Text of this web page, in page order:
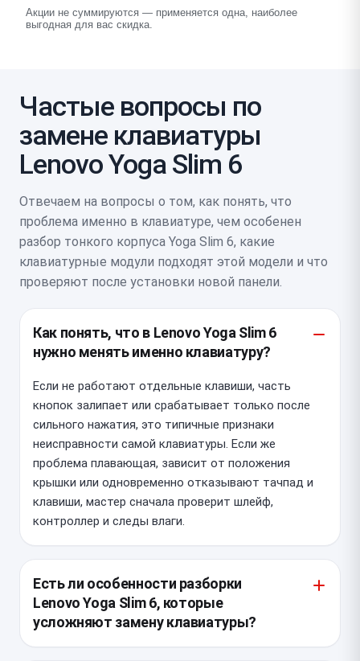
Акции не суммируются — применяется одна, наиболее
выгодная для вас скидка.
Частые вопросы по
замене клавиатуры
Lenovo Yoga Slim 6
Отвечаем на вопросы о том, как понять, что
проблема именно в клавиатуре, чем особенен
разбор тонкого корпуса Yoga Slim 6, какие
клавиатурные модули подходят этой модели и что
проверяют после установки новой панели.
Как понять, что в Lenovo Yoga Slim 6
нужно менять именно клавиатуру?
Если не работают отдельные клавиши, часть
кнопок залипает или срабатывает только после
сильного нажатия, это типичные признаки
неисправности самой клавиатуры. Если же
проблема плавающая, зависит от положения
крышки или одновременно отказывают тачпад и
клавиши, мастер сначала проверит шлейф,
контроллер и следы влаги.
Есть ли особенности разборки
Lenovo Yoga Slim 6, которые
усложняют замену клавиатуры?